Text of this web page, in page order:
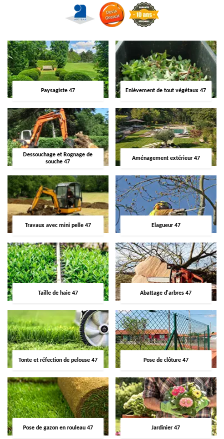
Paysagiste 47 Enlèvement de tout végétaux 47
Dessouchage et Rognage de
souche 47
Aménagement extérieur 47
Travaux avec mini pelle 47 Elagueur 47
Taille de haie 47 Abattage d'arbres 47
Tonte et réfection de pelouse 47 Pose de clôture 47
Pose de gazon en rouleau 47 Jardinier 47